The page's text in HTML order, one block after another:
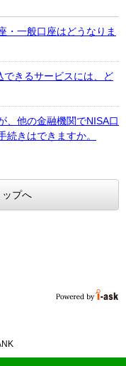
・一般口座はどうなりま
できるサービスには、ど
、他の金融機関でNISA口
きはできますか。
ップへ